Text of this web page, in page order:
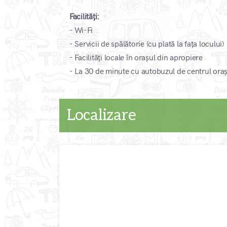
Facilități:
- Wi-Fi
- Servicii de spălătorie (cu plată la fața locului)
- Facilități locale în orașul din apropiere
- La 30 de minute cu autobuzul de centrul
Localizare